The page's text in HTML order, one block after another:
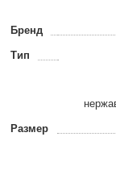
Бренд
Тип
Размер